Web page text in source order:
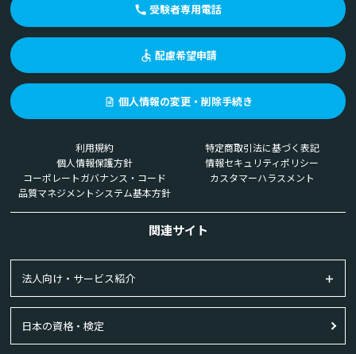
受験者専用電話
配慮希望申請
個人情報の変更・削除手続き
利用規約
特定商取引法に基づく表記
個人情報保護方針
情報セキュリティポリシー
コーポレートガバナンス・コード
カスタマーハラスメント
品質マネジメントシステム基本方針
関連サイト
法人向け・サービス紹介
日本の資格・検定